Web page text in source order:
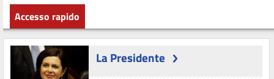
Accesso rapido
La Presidente